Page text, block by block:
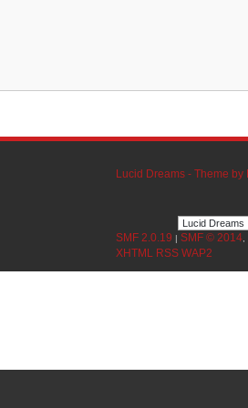
Lucid Dreams - Theme by
SMF 2.0.19 | SMF © 2014,
XHTML RSS WAP2